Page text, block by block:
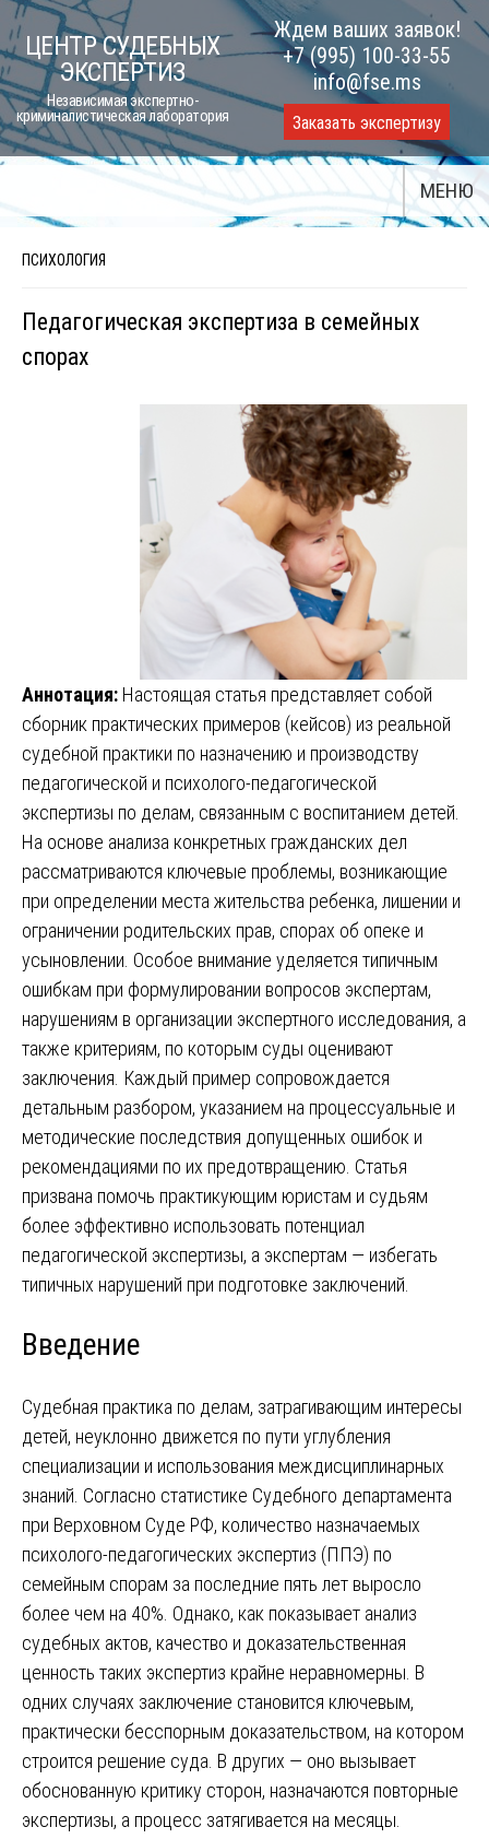
Skip
to
content
ЦЕНТР СУДЕБНЫХ
ЭКСПЕРТИЗ
Независимая экспертно-
криминалистическая лаборатория
Ждем ваших заявок!
+7 (995) 100-33-55
info@fse.ms
Заказать экспертизу
МЕНЮ
ПСИХОЛОГИЯ
Педагогическая экспертиза в семейных
спорах
Аннотация: Настоящая статья представляет собой
сборник практических примеров (кейсов) из реальной
судебной практики по назначению и производству
педагогической и психолого-педагогической
экспертизы по делам, связанным с воспитанием детей.
На основе анализа конкретных гражданских дел
рассматриваются ключевые проблемы, возникающие
при определении места жительства ребенка, лишении и
ограничении родительских прав, спорах об опеке и
усыновлении. Особое внимание уделяется типичным
ошибкам при формулировании вопросов экспертам,
нарушениям в организации экспертного исследования, а
также критериям, по которым суды оценивают
заключения. Каждый пример сопровождается
детальным разбором, указанием на процессуальные и
методические последствия допущенных ошибок и
рекомендациями по их предотвращению. Статья
призвана помочь практикующим юристам и судьям
более эффективно использовать потенциал
педагогической экспертизы, а экспертам — избегать
типичных нарушений при подготовке заключений.
Введение
Судебная практика по делам, затрагивающим интересы
детей, неуклонно движется по пути углубления
специализации и использования междисциплинарных
знаний. Согласно статистике Судебного департамента
при Верховном Суде РФ, количество назначаемых
психолого-педагогических экспертиз (ППЭ) по
семейным спорам за последние пять лет выросло
более чем на 40%. Однако, как показывает анализ
судебных актов, качество и доказательственная
ценность таких экспертиз крайне неравномерны. В
одних случаях заключение становится ключевым,
практически бесспорным доказательством, на котором
строится решение суда. В других — оно вызывает
обоснованную критику сторон, назначаются повторные
экспертизы, а процесс затягивается на месяцы.